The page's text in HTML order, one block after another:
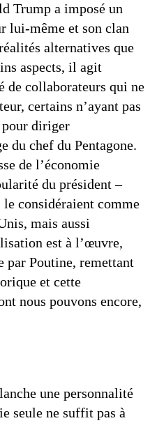
Trump a imposé un
lui-même et son clan
alternatives que
aspects, il agit
de collaborateurs qui ne
certains n’ayant pas
pour diriger
du chef du Pentagone.
de l’économie
du président –
considéraient comme
mais aussi
est à l’œuvre,
par Poutine, remettant
et cette
nous pouvons encore,
une personnalité
seule ne suffit pas à